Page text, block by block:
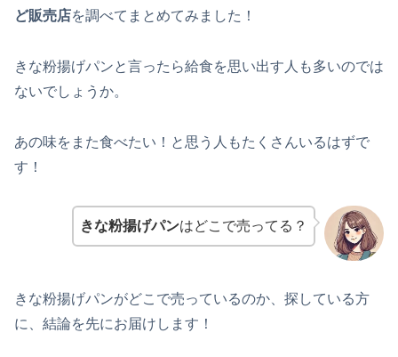
ど販売店を調べてまとめてみました！
きな粉揚げパンと言ったら給食を思い出す人も多いのでは
ないでしょうか。
あの味をまた食べたい！と思う人もたくさんいるはずで
す！
きな粉揚げパンはどこで売ってる？
きな粉揚げパンがどこで売っているのか、探している方
に、結論を先にお届けします！